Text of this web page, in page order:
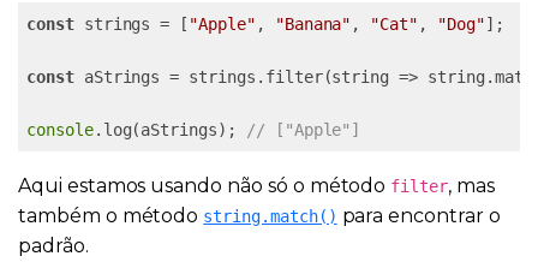
const strings = [ "Apple" , "Banana" , "Cat" , "Dog"];
const aStrings = strings.filter(string =>
console.log(aStrings); // ["Apple"]
Aqui estamos usando não só o método filter, mas
também o método string.match() para encontrar o
padrão.